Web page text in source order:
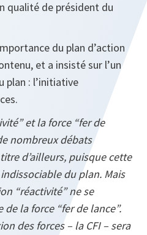
qualité de président du
du plan d’action
et a insisté sur l’un
plan : l’initiative
et la force “fer de
nombreux débats
d’ailleurs, puisque cette
du plan. Mais
“réactivité” ne se
de la force “fer de lance”.
des forces – la CFI – sera